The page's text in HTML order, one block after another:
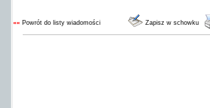
«« Powrót do listy wiadomości Zapisz w schowku